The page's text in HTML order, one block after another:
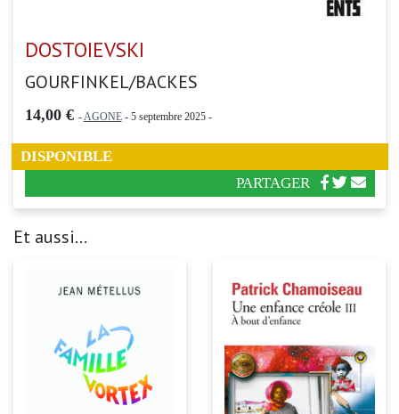
DOSTOIEVSKI
GOURFINKEL/BACKES
14,00 € -AGONE- 5 septembre 2025 -
DISPONIBLE
PARTAGER
Et aussi...